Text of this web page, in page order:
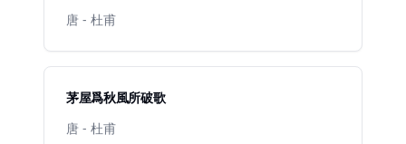
唐 - 杜甫
茅屋爲秋風所破歌
唐 - 杜甫